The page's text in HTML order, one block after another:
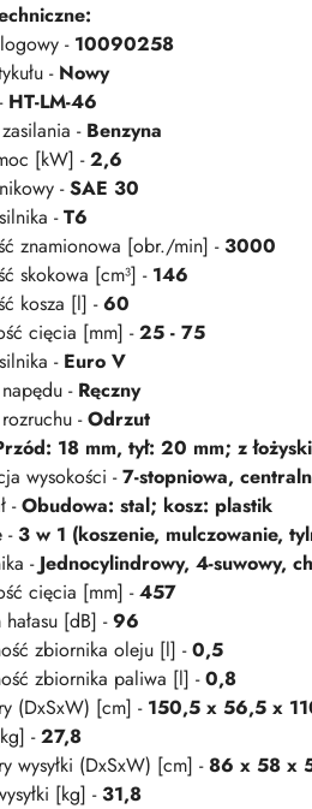
- 10090258
- Nowy
HT-LM-46
- Benzyna
[kW] -2,6
-SAE 30
-T6
znamionowa [obr./min] -3000
skokowa [cm³] - 146
kosza [l] -60
cięcia [mm] -25 - 75
- Euro V
- Ręczny
-Odrzut
18 mm, tył: 20 mm; z
wysokości -7-stopniowa,
-Obudowa: stal; kosz: plastik
-3 w 1 (koszenie, mulczowanie,
- Jednocylindrowy, 4-suwowy,
cięcia [mm] -457
[dB] -96
zbiornika oleju [l] -0,5
zbiornika paliwa [l] -0,8
(DxSxW) [cm] - 150,5 x 56,5 x
-27,8
wysyłki (DxSxW) [cm] -86 x 58 x
[kg] -31,8